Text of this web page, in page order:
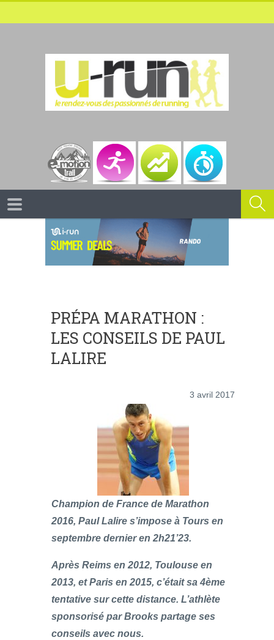
PRÉPA MARATHON :
LES CONSEILS DE PAUL
LALIRE
3 avril 2017
Champion de France de Marathon
2016, Paul Lalire s’impose à Tours en
septembre dernier en 2h21’23.
Après Reims en 2012, Toulouse en
2013, et Paris en 2015, c’était sa 4ème
tentative sur cette distance. L’athlète
sponsorisé par Brooks partage ses
conseils avec nous.